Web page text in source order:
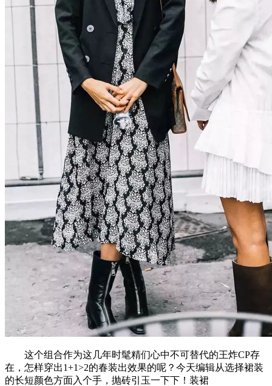
这个组合作为这几年时髦精们心中不可替代的王炸CP存
在，怎样穿出1+1>2的春装出效果的呢？今天编辑从选择裙装
的长短颜色方面入个手，抛砖引玉一下下！装裙